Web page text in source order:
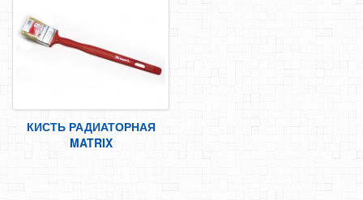
ДВЕРНАЯ ФУРНИТУРА
МЕБЕЛЬНАЯ ФУРНИТУРА
КРОВЕЛЬНАЯ НАСАДКА
ЯЩИК/ПОДСУМОК ДЛЯ ИНСТРУМЕНТА
КИСТЬ РАДИАТОРНАЯ
MATRIX